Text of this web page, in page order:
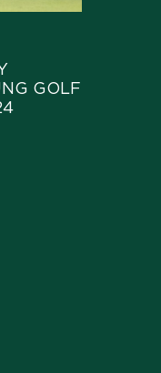
GOLF